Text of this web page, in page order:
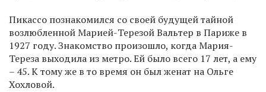
Пикассо познакомился со своей будущей тайной
возлюбленной Марией-Терезой Вальтер в Париже в
1927 году. Знакомство произошло, когда Мария-
Тереза выходила из метро. Ей было всего 17 лет, а ему
– 45. К тому же в то время он был женат на Ольге
Хохловой.